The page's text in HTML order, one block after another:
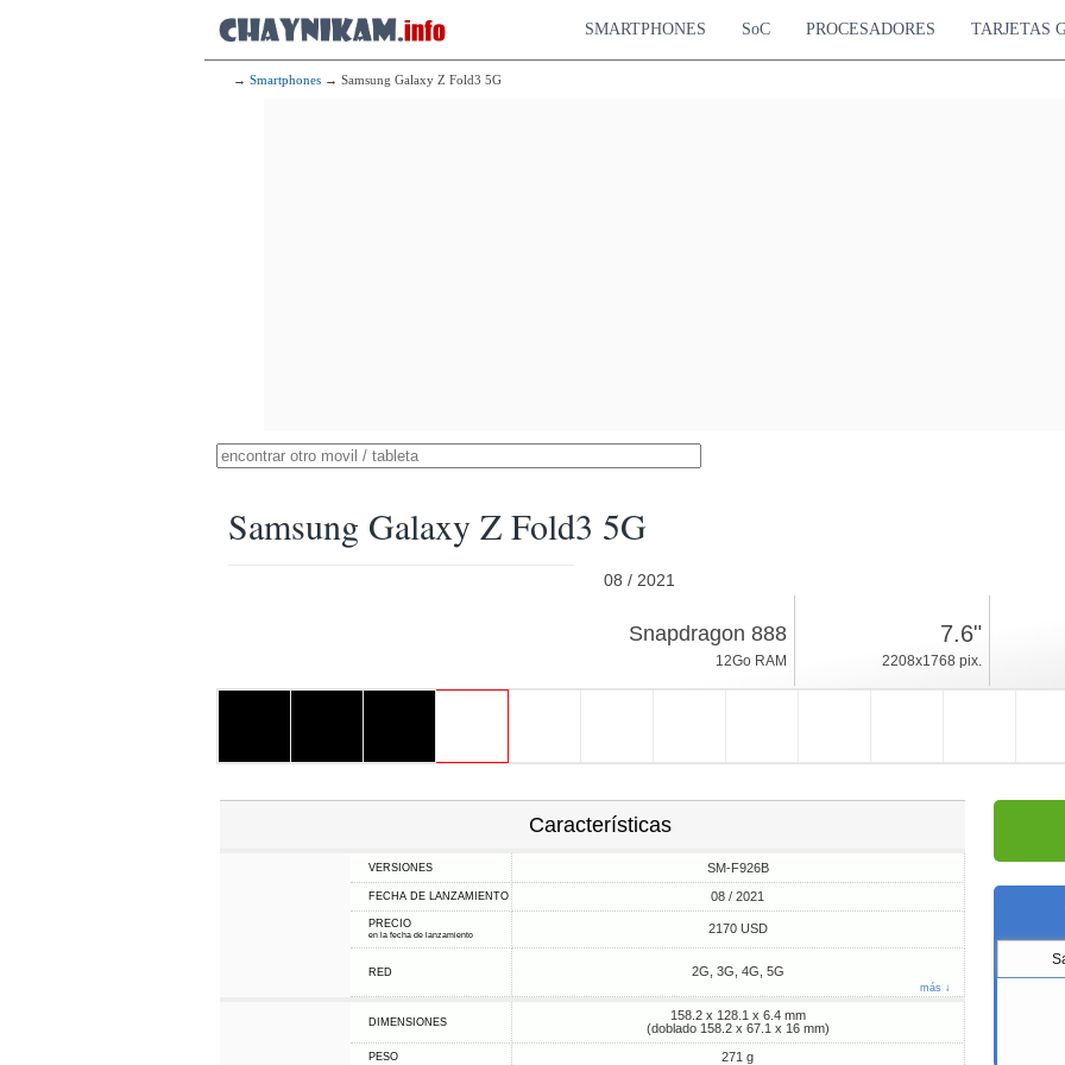
SMARTPHONES SoC PROCESADORES TARJETAS
→ Smartphones → Samsung Galaxy Z Fold3 5G
Samsung Galaxy Z Fold3 5G
08 / 2021
Android 11, One UI
Snapdragon 888
12Go RAM
7.6"
2208x1768 pix.
Características
VERSIONES SM-F926B
FECHA DE LANZAMIENTO 08 / 2021
PRECIO
en la fecha de lanzamiento 2170 USD
RED 2G, 3G, 4G, 5G
más ↓
DIMENSIONES
158.2 x 128.1 x 6.4 mm
(doblado 158.2 x 67.1 x 16 mm)
PESO 271 g